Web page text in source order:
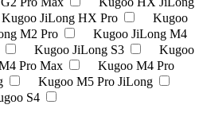
Kugoo JiLong HX Pro
Kugoo
M2 Pro
Kugoo JiLong M4
Kugoo JiLong S3
Kugoo
Pro Max
Kugoo M4 Pro
Kugoo M5 Pro JiLong
S4